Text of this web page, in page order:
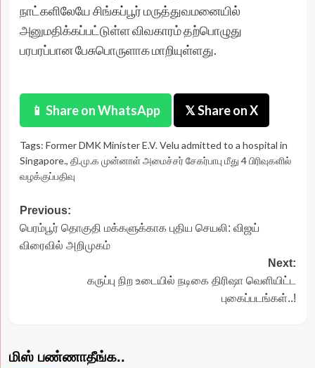
நாட்களிலேயே சிங்கப்பூர் மருத்துவமனையில்
அனுமதிக்கப்பட்டுள்ள விவகாரம் தற்பொழுது
பரபரப்பான பேசுபொருளாக மாறியுள்ளது.
📱 Share on WhatsApp 𝕏 Share on X
Tags: Former DMK Minister E.V. Velu admitted to a hospital in
Singapore., தி.மு.க முன்னாள் அமைச்சர் சேகர்பாபு மீது 4 பிரிவுகளில்
வழக்குப்பதிவு
Post
navigation
Previous:
பெரம்பூர் தொகுதி மக்களுக்காக புதிய செயலி: விஜய்
விரைவில் அறிமுகம்
Next:
கருப்பு நிற உடையில் நடிகை திரிஷா வெளியிட்ட
புகைப்படங்கள்..!
மிஸ் பண்ணாதீங்க..